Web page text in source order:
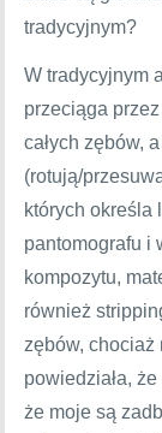
tradycyjnym?
W tradycyjnym
przeciąga
całych zębów,
(rotują/
których określa
pantomografu i
kompozytu,
również
zębów, chociaż
powiedziała,
że moje są